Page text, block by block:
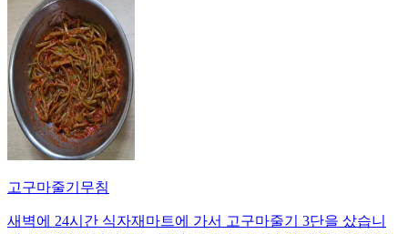
고구마줄기무침
새벽에 24시간 식자재마트에 가서 고구마줄기 3단을 샀습니